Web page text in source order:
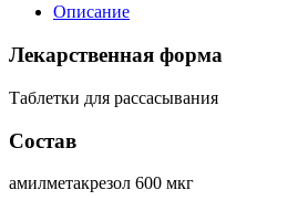
Описание
Лекарственная форма
Таблетки для рассасывания
Состав
амилметакрезол 600 мкг